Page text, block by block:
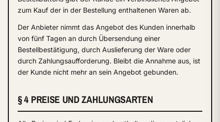
zum Kauf der in der Bestellung enthaltenen Waren ab.
Der Anbieter nimmt das Angebot des Kunden innerhalb
von fünf Tagen an durch Übersendung einer
Bestellbestätigung, durch Auslieferung der Ware oder
durch Zahlungsaufforderung. Bleibt die Annahme aus, ist
der Kunde nicht mehr an sein Angebot gebunden.
§ 4 PREISE UND ZAHLUNGSARTEN